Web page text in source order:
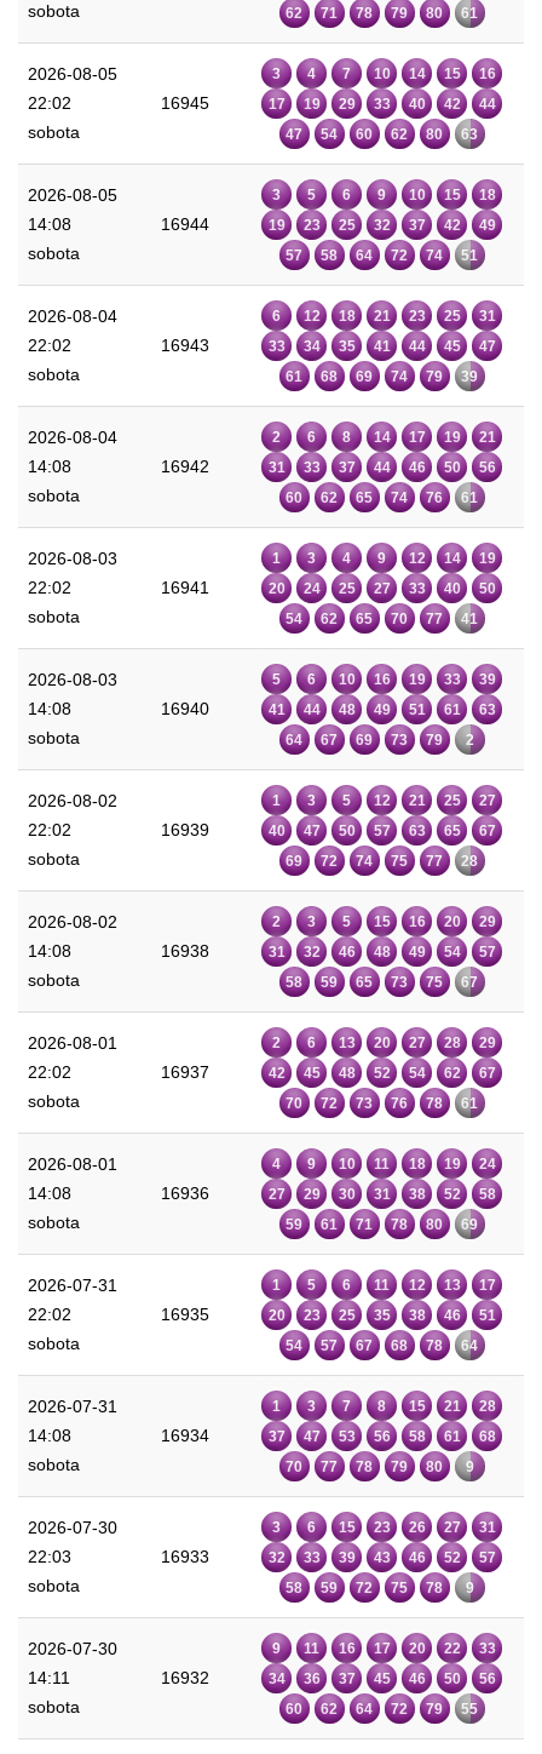
sobota
62
71 78 79 80 61
2026-08-05
22:02
sobota
16945
3 4 7 10 14 15
16
17
19 29 33 40 42
44
47
54 60 62 80 63
2026-08-05
14:08
sobota
16944
3 5 6 9 10 15
18
19
23 25 32 37 42
49
57
58 64 72 74 51
2026-08-04
22:02
sobota
16943
6 12 18 21 23 25
31
33
34 35 41 44 45
47
61
68 69 74 79 39
2026-08-04
14:08
sobota
16942
2 6 8 14 17 19
21
31
33 37 44 46 50
56
60
62 65 74 76 61
2026-08-03
22:02
sobota
16941
1 3 4 9 12 14
19
20
24 25 27 33 40
50
54
62 65 70 77 41
2026-08-03
14:08
sobota
16940
5 6 10 16 19 33
39
41
44 48 49 51 61
63
64
67 69 73 79 2
2026-08-02
22:02
sobota
16939
1 3 5 12 21 25
27
40
47 50 57 63 65
67
69
72 74 75 77 28
2026-08-02
14:08
sobota
16938
2 3 5 15 16 20
29
31
32 46 48 49 54
57
58
59 65 73 75 67
2026-08-01
22:02
sobota
16937
2 6 13 20 27 28
29
42
45 48 52 54 62
67
70
72 73 76 78 61
2026-08-01
14:08
sobota
16936
4 9 10 11 18 19
24
27
29 30 31 38 52
58
59
61 71 78 80 69
2026-07-31
22:02
sobota
16935
1 5 6 11 12 13
17
20
23 25 35 38 46
51
54
57 67 68 78 64
2026-07-31
14:08
sobota
16934
1 3 7 8 15 21
28
37
47 53 56 58 61
68
70
77 78 79 80 9
2026-07-30
22:03
sobota
16933
3 6 15 23 26 27
31
32
33 39 43 46 52
57
58
59 72 75 78 9
2026-07-30
14:11
sobota
16932
9 11 16 17 20 22
33
34
36 37 45 46 50
56
60
62 64 72 79 55